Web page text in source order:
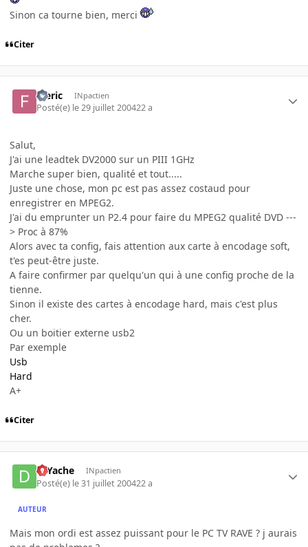
Sinon ca tourne bien, merci
Citer
feeric INpactien
Posté(e) le 29 juillet 200422 a
Salut,
J'ai une leadtek DV2000 sur un PIII 1GHz
Marche super bien, qualité et tout.....
Juste une chose, mon pc est pas assez costaud pour
enregistrer en MPEG2.
J'ai du emprunter un P2.4 pour faire du MPEG2 qualité DVD ---
> Proc à 87%
Alors avec ta config, fais attention aux carte à encodage soft,
t'es peut-être juste.
A faire confirmer par quelqu'un qui à une config proche de la
tienne.
Sinon il existe des cartes à encodage hard, mais c'est plus
cher.
Ou un boitier externe usb2
Par exemple
Usb
Hard
A+
Citer
DJYache INpactien
Posté(e) le 31 juillet 200422 a
AUTEUR
Mais mon ordi est assez puissant pour le PC TV RAVE ? j aurais